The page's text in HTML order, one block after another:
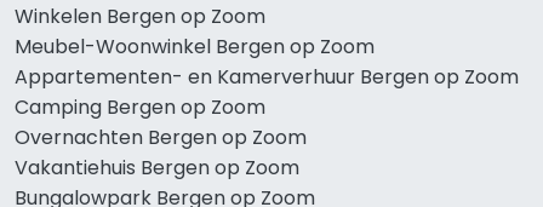
Winkelen Bergen op Zoom
Meubel-Woonwinkel Bergen op Zoom
Appartementen- en Kamerverhuur Bergen op Zoom
Camping Bergen op Zoom
Overnachten Bergen op Zoom
Vakantiehuis Bergen op Zoom
Bungalowpark Bergen op Zoom